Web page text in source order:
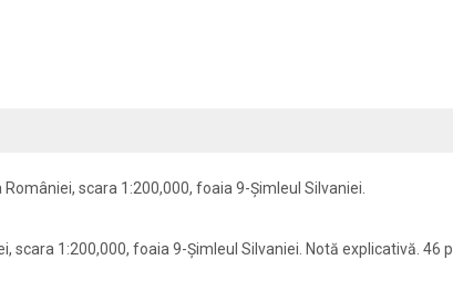
României, scara 1:200,000, foaia 9-Şimleul Silvaniei.
scara 1:200,000, foaia 9-Şimleul Silvaniei. Notă explicativă. 46 p.